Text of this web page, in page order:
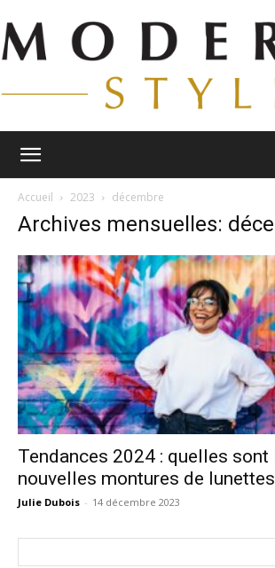
Accueil 2023 décembre
Archives mensuelles:
Tendances 2024 : quelles sont
nouvelles montures de lunettes
Julie Dubois - 14 décembre 2023